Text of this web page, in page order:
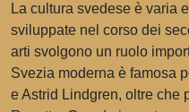
La cultura svedese è varia
sviluppate nel corso dei
arti svolgono un ruolo
Svezia moderna è famosa
e Astrid Lindgren, oltre che